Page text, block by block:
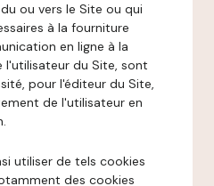
ou vers le Site ou qui
à la fourniture
en ligne à la
l'utilisateur du Site, sont
pour l'éditeur du Site,
de l'utilisateur en
utiliser de tels cookies
des cookies